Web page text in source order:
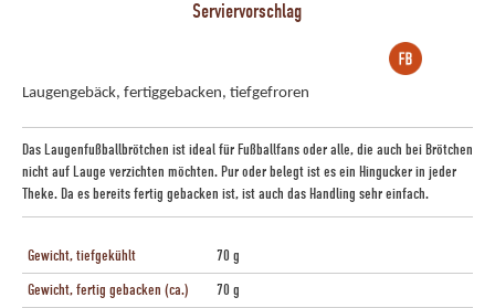
Serviervorschlag
Laugengebäck, fertiggebacken, tiefgefroren
Das Laugenfußballbrötchen ist ideal für Fußballfans oder alle, die auch bei Brötchen
nicht auf Lauge verzichten möchten. Pur oder belegt ist es ein Hingucker in jeder
Theke. Da es bereits fertig gebacken ist, ist auch das Handling sehr einfach.
Gewicht, tiefgekühlt
70 g
Gewicht, fertig gebacken (ca.)
70 g